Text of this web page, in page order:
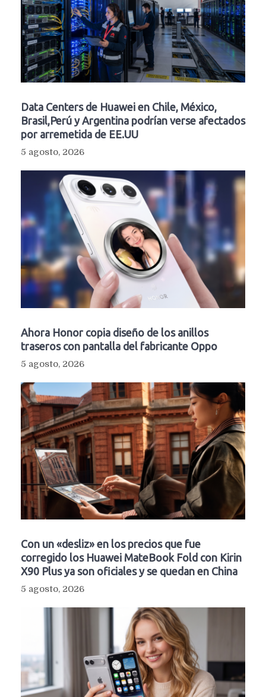
Data Centers de Huawei en Chile, México,
Brasil,Perú y Argentina podrían verse afectados
por arremetida de EE.UU
5 agosto, 2026
Ahora Honor copia diseño de los anillos
traseros con pantalla del fabricante Oppo
5 agosto, 2026
Con un «desliz» en los precios que fue
corregido los Huawei MateBook Fold con Kirin
X90 Plus ya son oficiales y se quedan en China
5 agosto, 2026